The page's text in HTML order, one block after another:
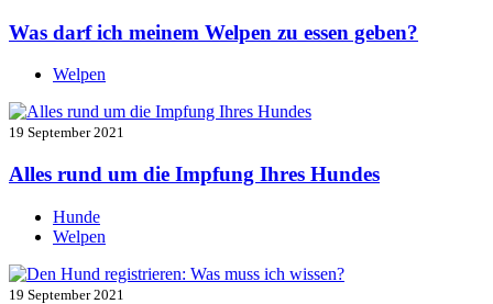
Was darf ich meinem Welpen zu essen geben?
Welpen
19 September 2021
Alles rund um die Impfung Ihres Hundes
Hunde
Welpen
19 September 2021